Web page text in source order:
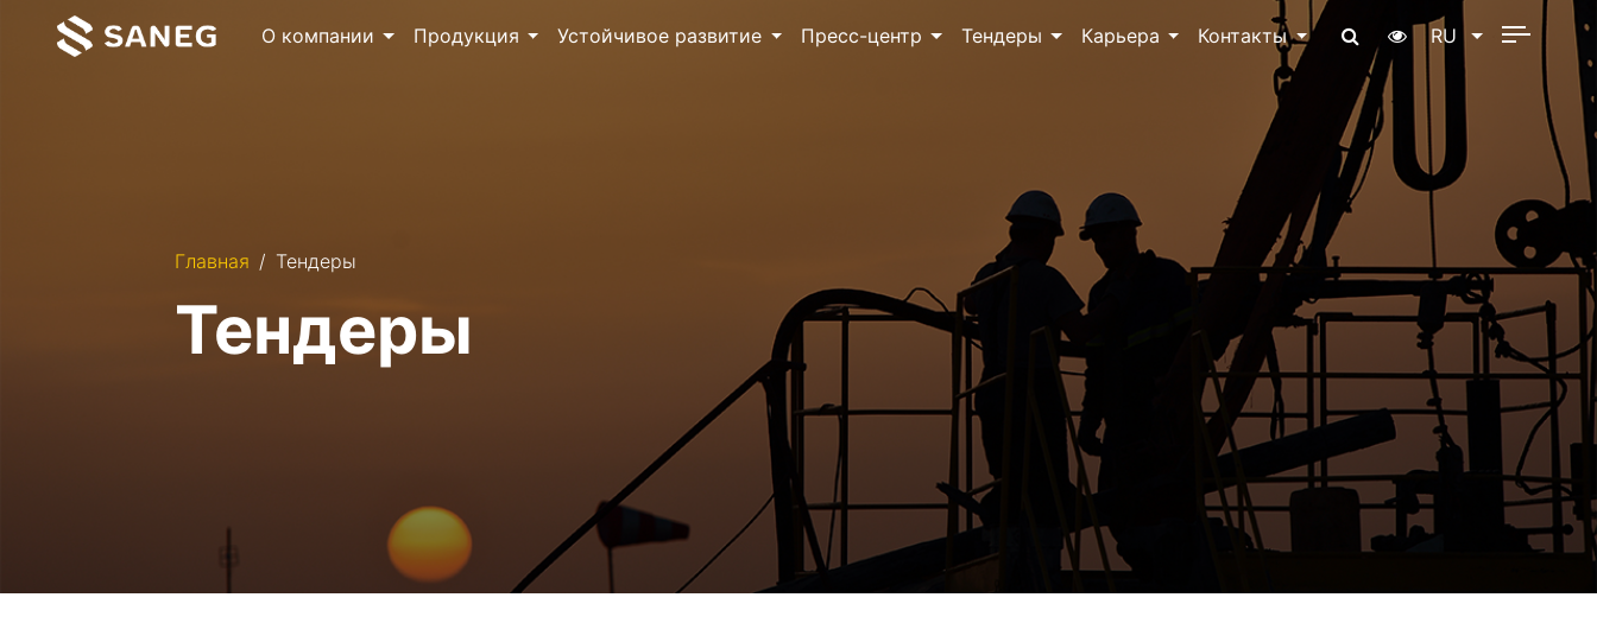
О компании Продукция Устойчивое развитие Пресс-центр Тендеры Карьера Контакты RU
Главная Тендеры
Тендеры